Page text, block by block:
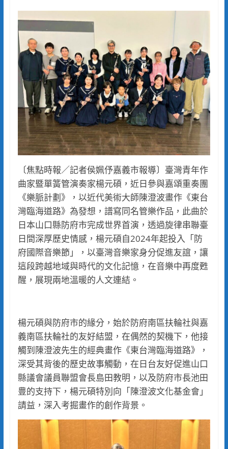
〔焦點時報／記者侯姵伃嘉義市報導〕臺灣青年作
曲家暨單簧管演奏家楊元碩，近日參與嘉頌重奏團
《樂脈計劃》，以近代美術大師陳澄波畫作《東台
灣臨海道路》為發想，譜寫同名管樂作品，此曲於
日本山口縣防府市完成世界首演，透過旋律串聯臺
日間深厚歷史情感，楊元碩自2024年起投入「防
府國際音樂節」，以臺灣音樂家身分促進友誼，讓
這段跨越地域與時代的文化記憶，在音樂中再度甦
醒，展現兩地溫暖的人文連結。
楊元碩與防府市的緣分，始於防府南區扶輪社與嘉
義南區扶輪社的友好結盟，在偶然的契機下，他接
觸到陳澄波先生的經典畫作《東台灣臨海道路》，
深受其背後的歷史故事觸動，在日台友好促進山口
縣議會議員聯盟會長島田教明，以及防府市長池田
豊的支持下，楊元碩特別向「陳澄波文化基金會」
請益，深入考掘畫作的創作背景。